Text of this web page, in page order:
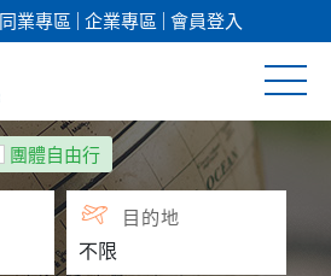
同業專區 企業專區 會員登入
團體自由行
目的地